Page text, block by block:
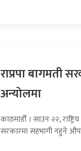
राप्रपा बागमती
अन्योलमा
काठमाडौँ । साउन २२,
सरकारमा सहभागी नहुने